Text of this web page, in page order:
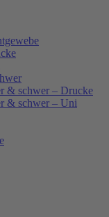
& schwer – Drucke
& schwer – Uni